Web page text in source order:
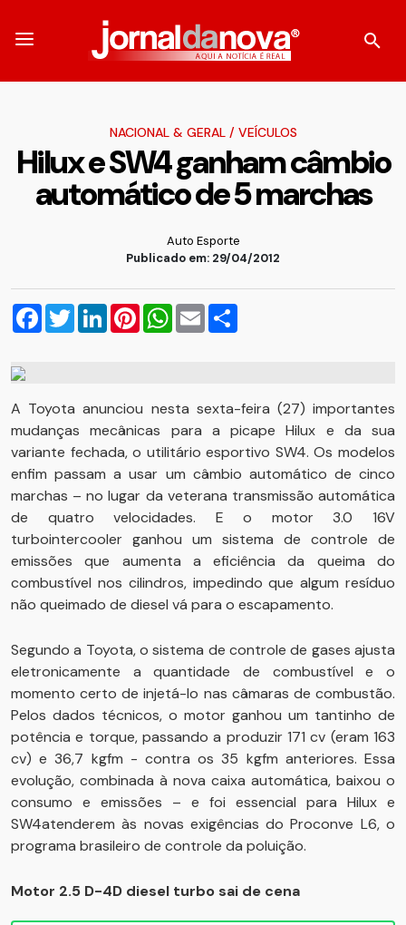
NACIONAL & GERAL/ VEÍCULOS
Hilux e SW4 ganham câmbio
automático de 5 marchas
Auto Esporte
Publicado em: 29/04/2012
Facebook
TwitterLinkedInPinterestWhatsApp
Email
A Toyota anunciou nesta sexta-feira (27) importantes
mudanças mecânicas para a picape Hilux e da sua
variante fechada, o utilitário esportivo SW4. Os modelos
enfim passam a usar um câmbio automático de cinco
marchas – no lugar da veterana transmissão automática
de quatro velocidades. E o motor 3.0 16V
turbointercooler ganhou um sistema de controle de
emissões que aumenta a eficiência da queima do
combustível nos cilindros, impedindo que algum resíduo
não queimado de diesel vá para o escapamento.
Segundo a Toyota, o sistema de controle de gases ajusta
eletronicamente a quantidade de combustível e o
momento certo de injetá-lo nas câmaras de combustão.
Pelos dados técnicos, o motor ganhou um tantinho de
potência e torque, passando a produzir 171 cv (eram 163
cv) e 36,7 kgfm - contra os 35 kgfm anteriores. Essa
evolução, combinada à nova caixa automática, baixou o
consumo e emissões – e foi essencial para Hilux e
SW4atenderem às novas exigências do Proconve L6, o
programa brasileiro de controle da poluição.
Motor 2.5 D-4D diesel turbo sai de cena